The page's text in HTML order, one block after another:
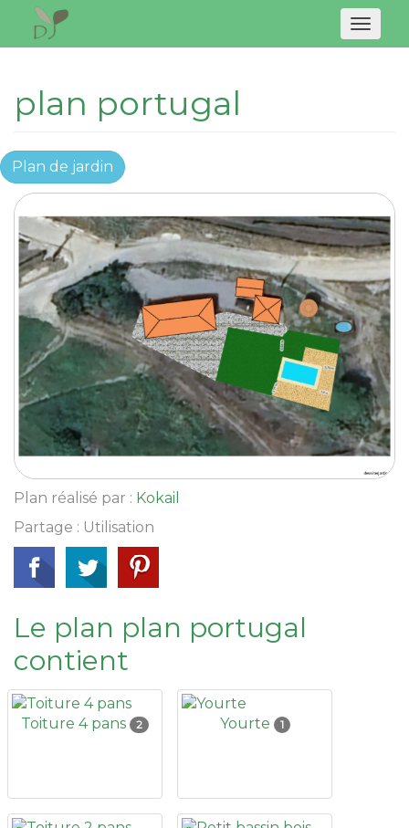
plan portugal
Plan de jardin
Plan réalisé par : Kokail
Partage : Utilisation
Le plan plan portugal
contient
Toiture 4 pans 2 Yourte 1